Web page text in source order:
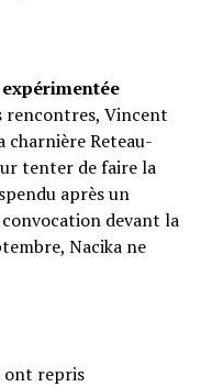
rencontres, Vincent
charnière Reteau-
tenter de faire la
après un
devant la
Nacika ne
ont repris